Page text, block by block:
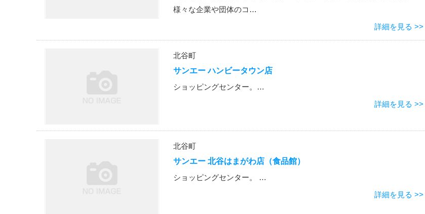
様々な企業や団体のコ…
詳細を見る >>
北谷町
サンエー ハンビータウン店
ショッピングセンター。…
詳細を見る >>
北谷町
サンエー 北谷はまがわ店（食品館）
ショッピングセンター。 …
詳細を見る >>